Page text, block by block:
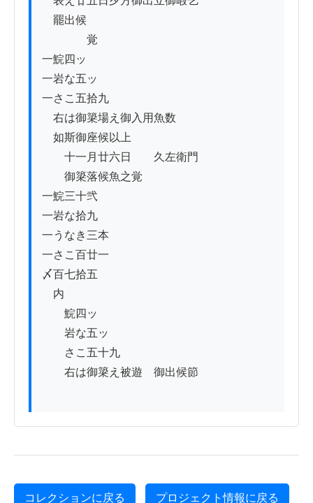
罷出候
覚
一鯇四ッ
一岩な五ッ
一さこ五拾九
右は御簗場え御入用魚数
如斯御座候以上
十一月廿六日　　久左衛門
御簗落候魚之覚
一鯇三十弐
一岩な拾九
一うなき三本
一さこ百廿一
〆百七拾五
内
鯇四ッ
岩な五ッ
さこ五十九
右は御簗え被遊　御出候節
コレクションに戻る プロジェクト情報に戻る